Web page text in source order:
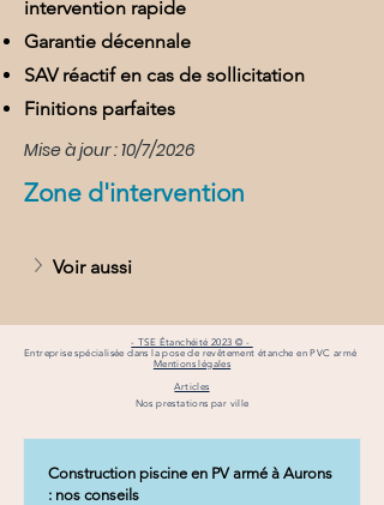
intervention rapide
Garantie décennale
SAV réactif en cas de sollicitation
Finitions parfaites
Mise à jour : 10/7/2026
Zone d'intervention
Voir aussi
- TSE Étanchéité 2023 © -
Entreprise spécialisée dans la pose de revêtement étanche en PVC armé
Mentions légales
Articles
Nos prestations par ville
Construction piscine en PV armé à Aurons
: nos conseils